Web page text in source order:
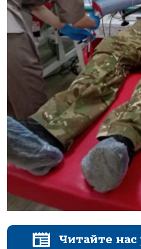
Читайте нас